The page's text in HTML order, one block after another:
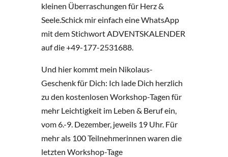
kleinen Überraschungen für Herz &
Seele.Schick mir einfach eine WhatsApp
mit dem Stichwort ADVENTSKALENDER
auf die +49-177-2531688.
Und hier kommt mein Nikolaus-
Geschenk für Dich: Ich lade Dich herzlich
zu den kostenlosen Workshop-Tagen für
mehr Leichtigkeit im Leben & Beruf ein,
vom 6.-9. Dezember, jeweils 19 Uhr. Für
mehr als 100 Teilnehmerinnen waren die
letzten Workshop-Tage